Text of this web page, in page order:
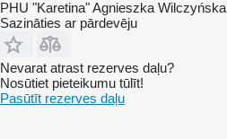
PHU "Karetina" Agnieszka Wilczyńska
Sazināties ar pārdevēju
Nevarat atrast rezerves daļu?
Nosūtiet pieteikumu tūlīt!
Pasūtīt rezerves daļu